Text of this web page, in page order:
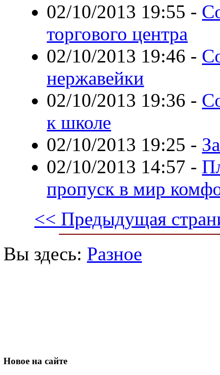
02/10/2013 19:55 -
торгового центра
02/10/2013 19:46 -
нержавейки
02/10/2013 19:36 -
к школе
02/10/2013 19:25 -
02/10/2013 14:57 -
пропуск в мир
<< Предыдущая
Вы здесь: Разное
Новое на сайте